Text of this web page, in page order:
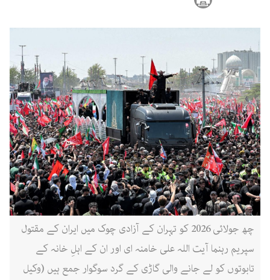
چھ جولائی 2026 کو تہران کے آزادی چوک میں ایران کے مقتول
سپریم رہنما آیت اللہ علی خامنہ ای اور ان کے اہلِ خانہ کے
تابوتوں کو لے جانے والی گاڑی کے گرد سوگوار جمع ہیں (وکیل